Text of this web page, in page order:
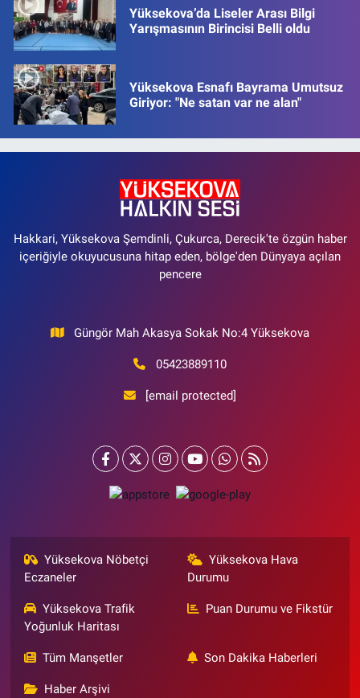
Yüksekova’da Liseler Arası Bilgi
Yarışmasının Birincisi Belli oldu
Yüksekova Esnafı Bayrama Umutsuz
Giriyor: "Ne satan var ne alan"
Hakkari, Yüksekova Şemdinli, Çukurca, Derecik'te özgün haber
içeriğiyle okuyucusuna hitap eden, bölge'den Dünyaya açılan
pencere
Güngör Mah Akasya Sokak No:4 Yüksekova
05423889110
[email protected]
Yüksekova Nöbetçi
Eczaneler
Yüksekova Hava
Durumu
Yüksekova Trafik
Yoğunluk Haritası
Puan Durumu ve Fikstür
Tüm Manşetler Son Dakika Haberleri
Haber Arşivi